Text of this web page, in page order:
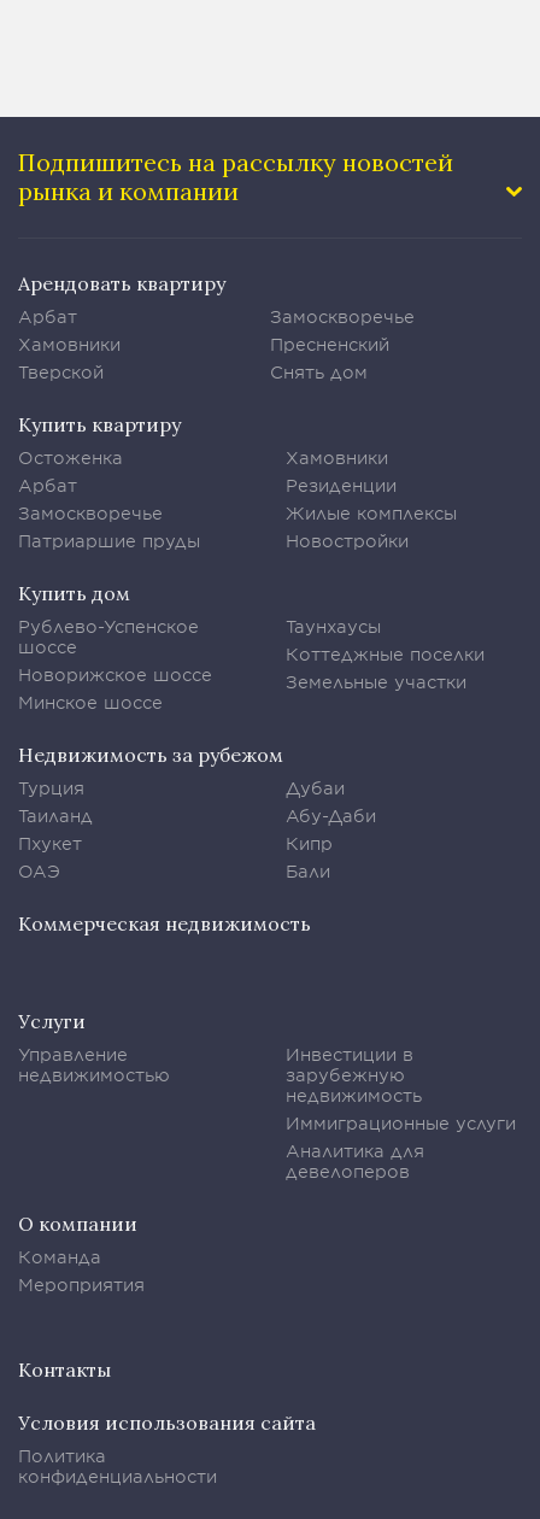
Подпишитесь на рассылку новостей
рынка и компании
Арендовать квартиру
Арбат
Хамовники
Тверской
Замоскворечье
Пресненский
Снять дом
Купить квартиру
Остоженка
Арбат
Замоскворечье
Патриаршие пруды
Хамовники
Резиденции
Жилые комплексы
Новостройки
Купить дом
Рублево-Успенское
шоссе
Новорижское шоссе
Минское шоссе
Таунхаусы
Коттеджные поселки
Земельные участки
Недвижимость за рубежом
Турция
Таиланд
Пхукет
ОАЭ
Дубаи
Абу-Даби
Кипр
Бали
Коммерческая недвижимость
Услуги
Управление
недвижимостью
Инвестиции в
зарубежную
недвижимость
Иммиграционные услуги
Аналитика для
девелоперов
О компании
Команда
Мероприятия
Контакты
Условия использования сайта
Политика
конфиденциальности